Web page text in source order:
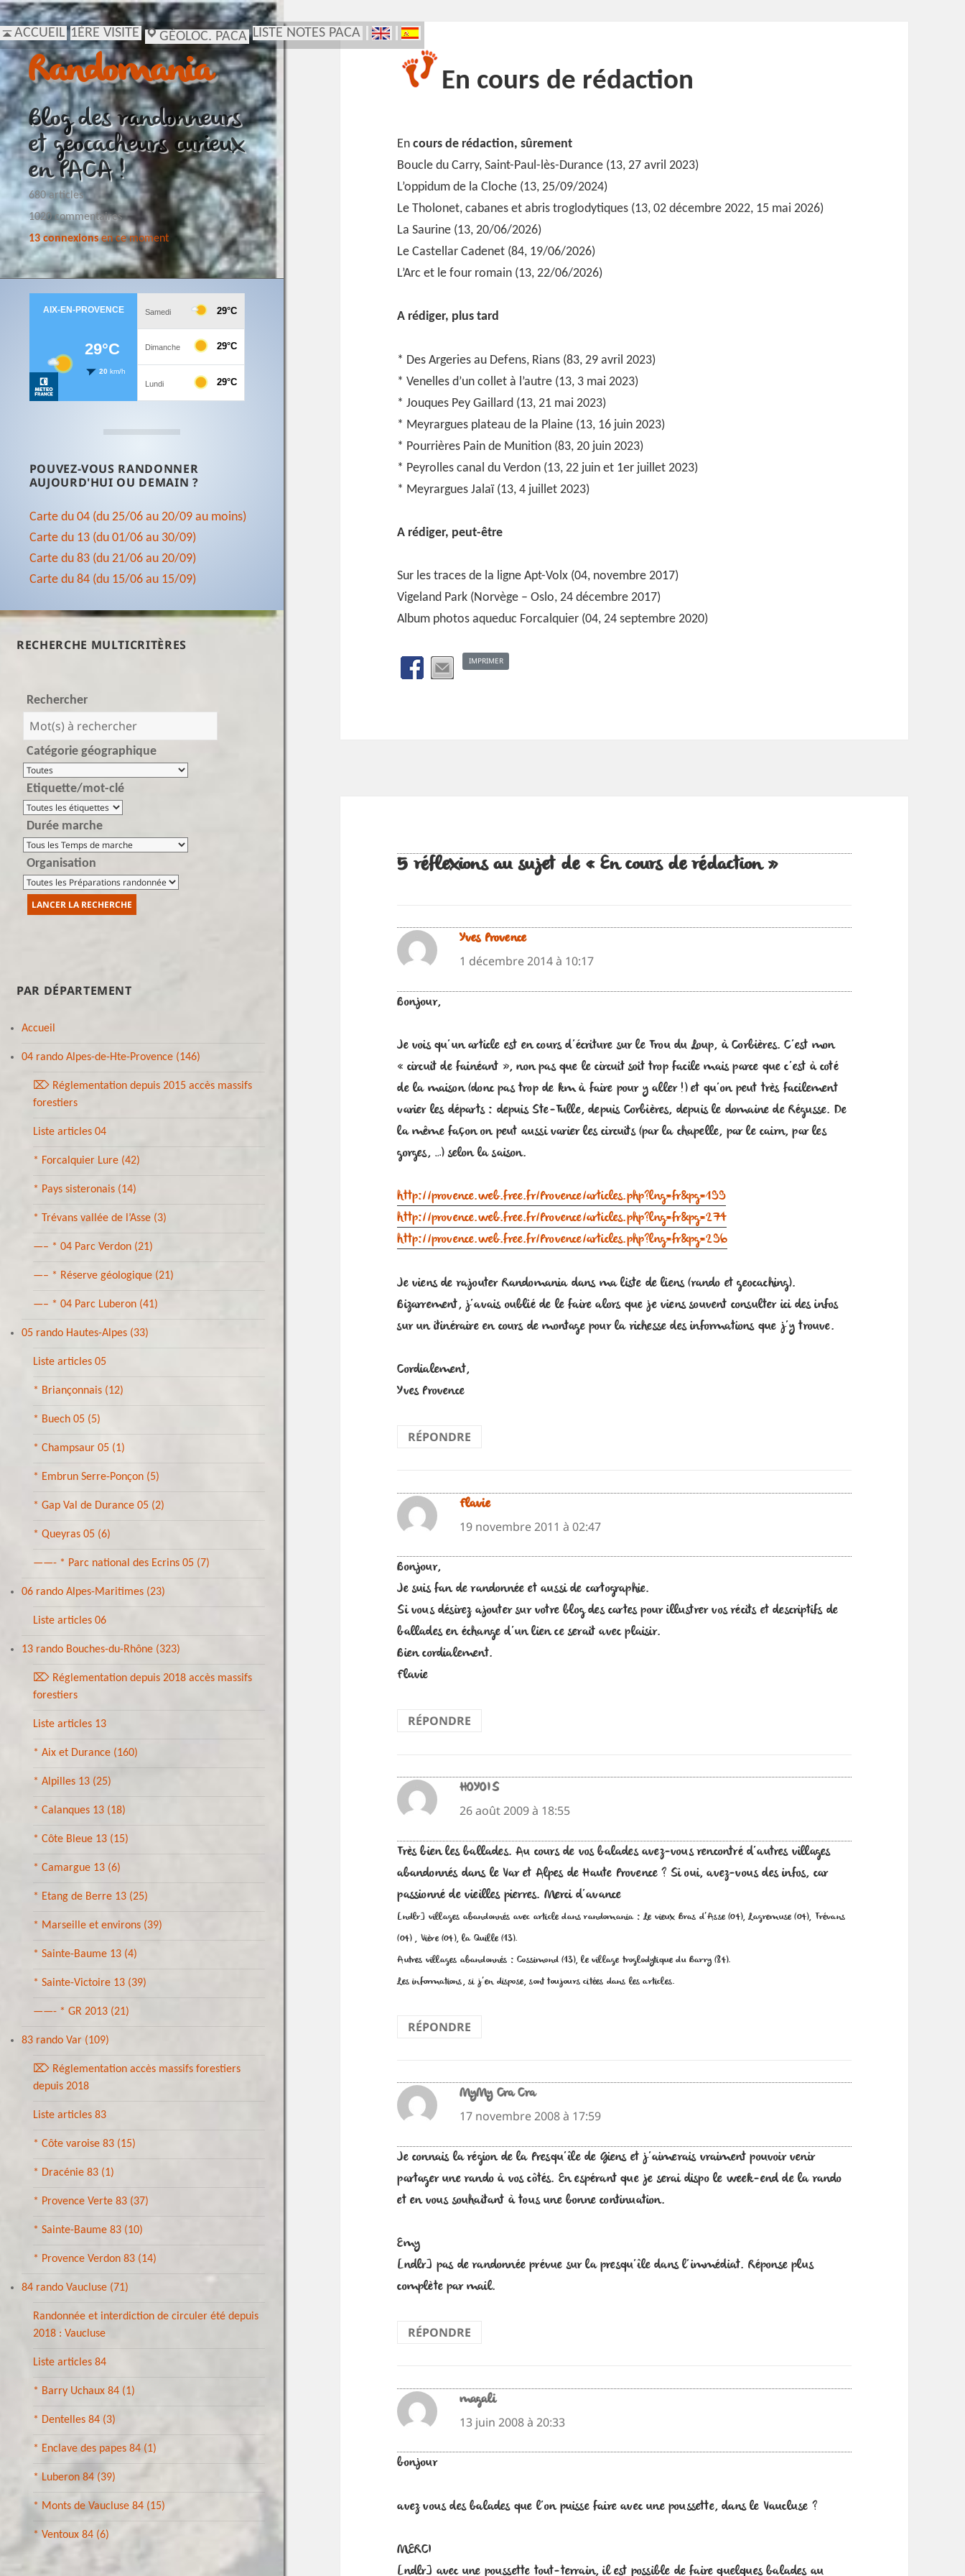
ACCUEIL 1ÈRE VISITE GÉOLOC. PACA LISTE NOTES PACA
Randomania
Blog des randonneurs
et geocacheurs curieux
en PACA !
680 articles
1020 commentaires
13 connexionsen ce moment
POUVEZ-VOUS RANDONNER
AUJOURD'HUI OU DEMAIN ?
Carte du 04 (du 25/06 au 20/09 au moins)
Carte du 13 (du 01/06 au 30/09)
Carte du 83 (du 21/06 au 20/09)
Carte du 84 (du 15/06 au 15/09)
RECHERCHE MULTICRITÈRES
Rechercher
Catégorie géographique
Etiquette/mot-clé
Durée marche
Organisation
PAR DÉPARTEMENT
Accueil
04 rando Alpes-de-Hte-Provence (146)
⌦ Réglementation depuis 2015 accès massifs
forestiers
Liste articles 04
* Forcalquier Lure (42)
* Pays sisteronais (14)
* Trévans vallée de l’Asse (3)
—– * 04 Parc Verdon (21)
—– * Réserve géologique (21)
—– * 04 Parc Luberon (41)
05 rando Hautes-Alpes (33)
Liste articles 05
* Briançonnais (12)
* Buech 05 (5)
* Champsaur 05 (1)
* Embrun Serre-Ponçon (5)
* Gap Val de Durance 05 (2)
* Queyras 05 (6)
——- * Parc national des Ecrins 05 (7)
06 rando Alpes-Maritimes (23)
Liste articles 06
13 rando Bouches-du-Rhône (323)
⌦ Réglementation depuis 2018 accès massifs
forestiers
Liste articles 13
* Aix et Durance (160)
* Alpilles 13 (25)
* Calanques 13 (18)
* Côte Bleue 13 (15)
* Camargue 13 (6)
* Etang de Berre 13 (25)
* Marseille et environs (39)
* Sainte-Baume 13 (4)
* Sainte-Victoire 13 (39)
——- * GR 2013 (21)
83 rando Var (109)
⌦ Réglementation accès massifs forestiers
depuis 2018
Liste articles 83
* Côte varoise 83 (15)
* Dracénie 83 (1)
* Provence Verte 83 (37)
* Sainte-Baume 83 (10)
* Provence Verdon 83 (14)
84 rando Vaucluse (71)
Randonnée et interdiction de circuler été depuis
2018 : Vaucluse
Liste articles 84
* Barry Uchaux 84 (1)
* Dentelles 84 (3)
* Enclave des papes 84 (1)
* Luberon 84 (39)
* Monts de Vaucluse 84 (15)
* Ventoux 84 (6)
En cours de rédaction
Encours de rédaction, sûrement
Boucle du Carry, Saint-Paul-lès-Durance (13, 27 avril 2023)
L’oppidum de la Cloche (13, 25/09/2024)
Le Tholonet, cabanes et abris troglodytiques (13, 02 décembre 2022, 15 mai 2026)
La Saurine (13, 20/06/2026)
Le Castellar Cadenet (84, 19/06/2026)
L’Arc et le four romain (13, 22/06/2026)
A rédiger, plus tard
* Des Argeries au Defens, Rians (83, 29 avril 2023)
* Venelles d’un collet à l’autre (13, 3 mai 2023)
* Jouques Pey Gaillard (13, 21 mai 2023)
* Meyrargues plateau de la Plaine (13, 16 juin 2023)
* Pourrières Pain de Munition (83, 20 juin 2023)
* Peyrolles canal du Verdon (13, 22 juin et 1er juillet 2023)
* Meyrargues Jalaï (13, 4 juillet 2023)
A rédiger, peut-être
Sur les traces de la ligne Apt-Volx (04, novembre 2017)
Vigeland Park (Norvège – Oslo, 24 décembre 2017)
Album photos aqueduc Forcalquier (04, 24 septembre 2020)
IMPRIMER
5 réflexions au sujet de « En cours de rédaction »
Yves Provencedit :
1 décembre 2014 à 10:17
Bonjour,
Je vois qu’un article est en cours d’écriture sur le Trou du Loup, à Corbières. C’est mon
« circuit de fainéant », non pas que le circuit soit trop facile mais parce que c’est à coté
de la maison (donc pas trop de km à faire pour y aller !) et qu’on peut très facilement
varier les départs : depuis Ste-Tulle, depuis Corbières, depuis le domaine de Régusse. De
la même façon on peut aussi varier les circuits (par la chapelle, par le cairn, par les
gorges, …) selon la saison.
http://provence.web.free.fr/Provence/articles.php?lng=fr&pg=199
http://provence.web.free.fr/Provence/articles.php?lng=fr&pg=274
http://provence.web.free.fr/Provence/articles.php?lng=fr&pg=296
Je viens de rajouter Randomania dans ma liste de liens (rando et geocaching).
Bizarrement, j’avais oublié de le faire alors que je viens souvent consulter ici des infos
sur un itinéraire en cours de montage pour la richesse des informations que j’y trouve.
Cordialement,
Yves Provence
RÉPONDRE
Flaviedit :
19 novembre 2011 à 02:47
Bonjour,
Je suis fan de randonnée et aussi de cartographie.
Si vous désirez ajouter sur votre blog des cartes pour illustrer vos récits et descriptifs de
ballades en échange d’un lien ce serait avec plaisir.
Bien cordialement.
Flavie
RÉPONDRE
HOYOISdit :
26 août 2009 à 18:55
Très bien les ballades. Au cours de vos balades avez-vous rencontré d’autres villages
abandonnés dans le Var et Alpes de Haute Provence ? Si oui, avez-vous des infos, car
passionné de vieilles pierres. Merci d’avance
[ndlr] villages abandonnés avec article dans randomania : Le vieux Bras d’Asse (04), Lagremuse (04), Trévans
(04) , Vière (04), la Quille (13).
Autres villages abandonnés : Cossimond (13), le village troglodytique du Barry (84).
Les informations, si j’en dispose, sont toujours citées dans les articles.
RÉPONDRE
MyMy Cra Cradit :
17 novembre 2008 à 17:59
Je connais la région de la Presqu’île de Giens et j’aimerais vraiment pouvoir venir
partager une rando à vos côtés. En espérant que je serai dispo le week-end de la rando
et en vous souhaitant à tous une bonne continuation.
Emy
[ndlr] pas de randonnée prévue sur la presqu’île dans l’immédiat. Réponse plus
complète par mail.
RÉPONDRE
magalidit :
13 juin 2008 à 20:33
bonjour
avez vous des balades que l’on puisse faire avec une poussette, dans le Vaucluse ?
MERCI
[ndlr] avec une poussette tout-terrain, il est possible de faire quelques balades au